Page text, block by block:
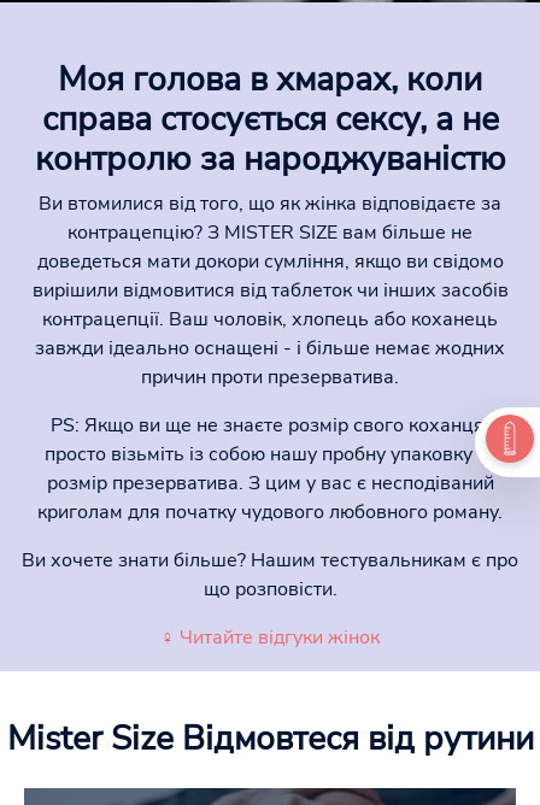
Моя голова в хмарах, коли
справа стосується сексу, а не
контролю за народжуваністю
Ви втомилися від того, що як жінка відповідаєте за
контрацепцію? З MISTER SIZE вам більше не
доведеться мати докори сумління, якщо ви свідомо
вирішили відмовитися від таблеток чи інших засобів
контрацепції. Ваш чоловік, хлопець або коханець
завжди ідеально оснащені - і більше немає жодних
причин проти презерватива.
PS: Якщо ви ще не знаєте розмір свого коханця,
просто візьміть із собою нашу пробну упаковку та
розмір презерватива. З цим у вас є несподіваний
криголам для початку чудового любовного роману.
Ви хочете знати більше? Нашим тестувальникам є про
що розповісти.
♀ Читайте відгуки жінок
Mister Size Відмовтеся від рутини